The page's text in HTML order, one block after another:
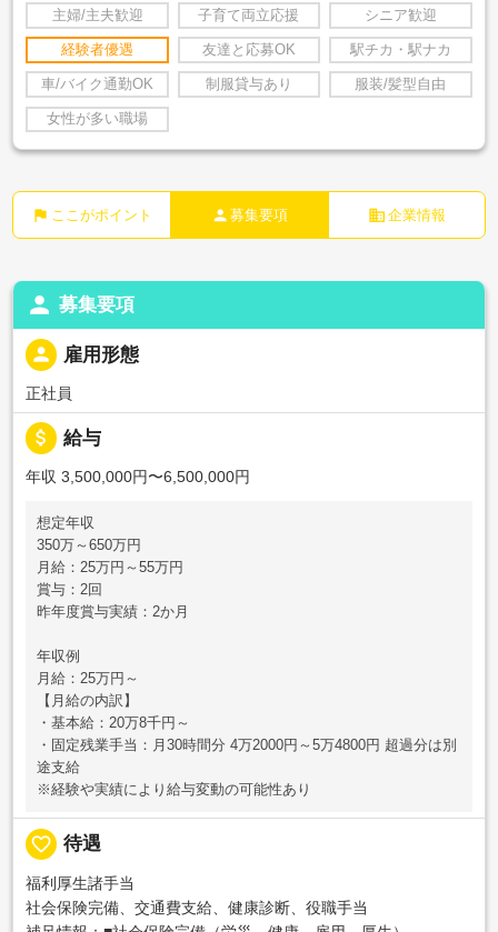
主婦/主夫歓迎 子育て両立応援 シニア歓迎
経験者優遇 友達と応募OK 駅チカ・駅ナカ
車/バイク通勤OK 制服貸与あり 服装/髪型自由
女性が多い職場
flag ここがポイント person 募集要項 business 企業情報
person 募集要項
person 雇用形態
正社員
attach_money 給与
年収 3,500,000円〜6,500,000円
想定年収
350万～650万円
月給：25万円～55万円
賞与：2回
昨年度賞与実績：2か月
年収例
月給：25万円～
【月給の内訳】
・基本給：20万8千円～
・固定残業手当：月30時間分 4万2000円～5万4800円 超過分は別
途支給
※経験や実績により給与変動の可能性あり
favorite_border 待遇
福利厚生諸手当
社会保険完備、交通費支給、健康診断、役職手当